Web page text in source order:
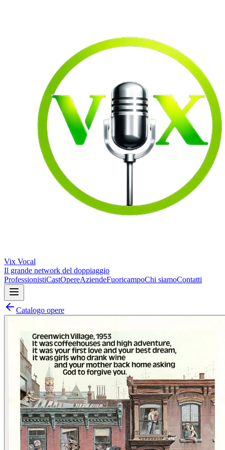
Vix Vocal
Il grande network del doppiaggio
ProfessionistiCastOpereAziendeFuoricampoChi siamoContatti
Catalogo opere